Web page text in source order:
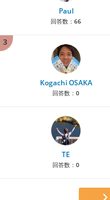
Paul
回答数： 66
3
Kogachi OSAKA
回答数： 0
TE
回答数： 0